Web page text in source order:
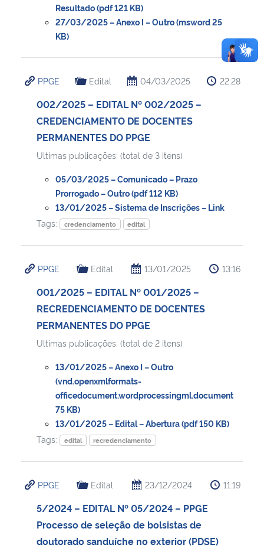
Resultado (pdf 121 KB)
27/03/2025 – Anexo I – Outro (msword 25
KB)
PPGE Edital 04/03/2025 22:28
002/2025 – EDITAL Nº 002/2025 –
CREDENCIAMENTO DE DOCENTES
PERMANENTES DO PPGE
Ultimas publicações: (total de 3 itens)
05/03/2025 – Comunicado – Prazo
Prorrogado – Outro (pdf 112 KB)
13/01/2025 – Sistema de Inscrições – Link
Tags:
credenciamento edital
PPGE Edital 13/01/2025 13:16
001/2025 – EDITAL Nº 001/2025 –
RECREDENCIAMENTO DE DOCENTES
PERMANENTES DO PPGE
Ultimas publicações: (total de 2 itens)
13/01/2025 – Anexo I – Outro
(vnd.openxmlformats-
officedocument.wordprocessingml.document
75 KB)
13/01/2025 – Edital – Abertura (pdf 150 KB)
Tags:
edital recredenciamento
PPGE Edital 23/12/2024 11:19
5/2024 – EDITAL Nº 05/2024 – PPGE
Processo de seleção de bolsistas de
doutorado sanduíche no exterior (PDSE)